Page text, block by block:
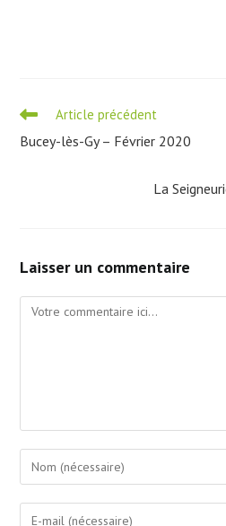
Read
articles
Article précédent
Bucey-lès-Gy – Février 2020
La
Laisser un commentaire
Comment
Enter
your
name
Enter